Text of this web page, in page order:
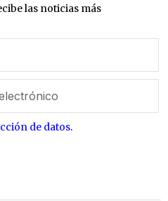
las noticias más
de datos.